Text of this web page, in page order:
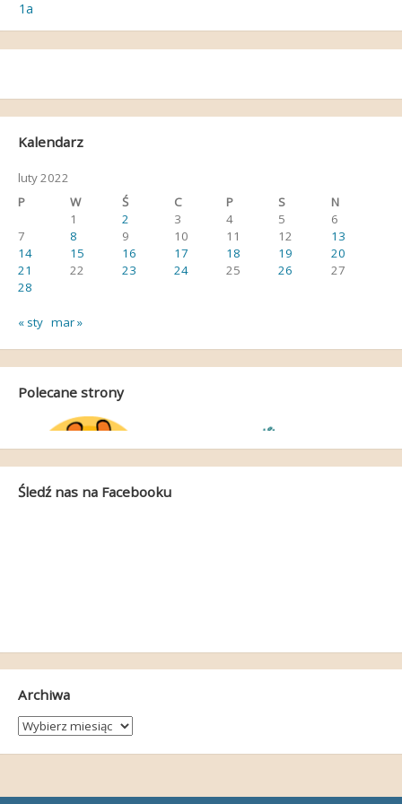
wpisu
1a
Kalendarz
luty 2022
P
W Ś C P S
N
1
2 3 4 5
6
7
8 9 10 11 12
13
14
15 16 17 18 19
20
21
22 23 24 25 26
27
28
« sty mar »
Polecane strony
Śledź nas na Facebooku
Archiwa
Archiwa